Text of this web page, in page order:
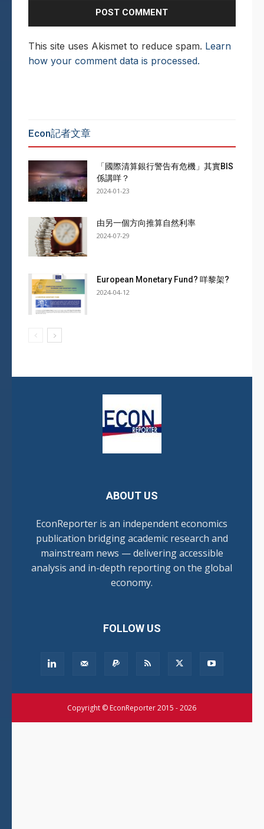
This site uses Akismet to reduce spam. Learn
how your comment data is processed.
Econ記者文章
「國際清算銀行警告有危機」其實BIS
係講咩？
2024-01-23
由另一個方向推算自然利率
2024-07-29
European Monetary Fund? 咩黎架?
2024-04-12
ABOUT US
EconReporter is an independent economics
publication bridging academic research and
mainstream news — delivering accessible
analysis and in-depth reporting on the global
economy.
FOLLOW US
Copyright © EconReporter 2015 - 2026